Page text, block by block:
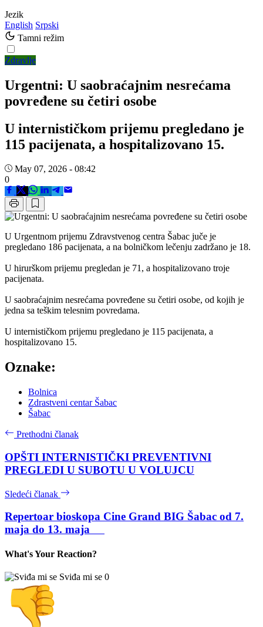
Jezik
English Srpski
Tamni režim
Zdravlje
Urgentni: U saobraćajnim nesrećama
povređene su četiri osobe
U internističkom prijemu pregledano je
115 pacijenata, a hospitalizovano 15.
May 07, 2026 - 08:42
0
U Urgentnom prijemu Zdravstvenog centra Šabac juče je
pregledano 186 pacijenata, a na bolničkom lečenju zadržano je 18.
U hirurškom prijemu pregledan je 71, a hospitalizovano troje
pacijenata.
U saobraćajnim nesrećama povređene su četiri osobe, od kojih je
jedna sa teškim telesnim povredama.
U internističkom prijemu pregledano je 115 pacijenata, a
hospitalizovano 15.
Oznake:
Bolnica
Zdrastveni centar Šabac
Šabac
Prethodni članak
OPŠTI INTERNISTIČKI PREVENTIVNI
PREGLEDI U SUBOTU U VOLUJCU
Sledeći članak
Repertoar bioskopa Cine Grand BIG Šabac od 7.
maja do 13. maja
What's Your Reaction?
Sviđa mi se 0